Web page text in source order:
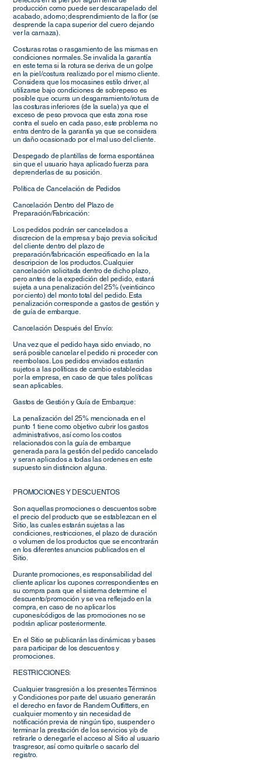
producción como puede ser descarapelado del
acabado, adorno; desprendimiento de la flor (se
desprende la capa superior del cuero dejando
ver la carnaza).
Costuras rotas o rasgamiento de las mismas en
condiciones normales. Se invalida la garantía
en este tema si la rotura se deriva de un golpe
en la piel/costura realizado por el mismo cliente.
Considera que los mocasines estilo driver, al
utilizarse bajo condiciones de sobrepeso es
posible que ocurra un desgarramiento/rotura de
las costuras inferiores (de la suela) ya que el
exceso de peso provoca que esta zona rose
contra el suelo en cada paso, este problema no
entra dentro de la garantía ya que se considera
un daño ocasionado por el mal uso del cliente.
Despegado de plantillas de forma espontánea
sin que el usuario haya aplicado fuerza para
deprenderlas de su posición.
Política de Cancelación de Pedidos
Cancelación Dentro del Plazo de
Preparación/Fabricación:
Los pedidos podrán ser cancelados a
discrecion de la empresa y bajo previa solicitud
del cliente dentro del plazo de
preparación/fabricación especificado en la la
descripcion de los productos. Cualquier
cancelación solicitada dentro de dicho plazo,
pero antes de la expedición del pedido, estará
sujeta a una penalización del 25% (veinticinco
por ciento) del monto total del pedido. Esta
penalización corresponde a gastos de gestión y
de guía de embarque.
Cancelación Después del Envío:
Una vez que el pedido haya sido enviado, no
será posible cancelar el pedido ni proceder con
reembolsos. Los pedidos enviados estarán
sujetos a las políticas de cambio establecidas
por la empresa, en caso de que tales políticas
sean aplicables.
Gastos de Gestión y Guía de Embarque:
La penalización del 25% mencionada en el
punto 1 tiene como objetivo cubrir los gastos
administrativos, así como los costos
relacionados con la guía de embarque
generada para la gestión del pedido cancelado
y seran aplicados a todas las ordenes en este
supuesto sin distincion alguna.
PROMOCIONES Y DESCUENTOS
Son aquellas promociones o descuentos sobre
el precio del producto que se establezcan en el
Sitio, las cuales estarán sujetas a las
condiciones, restricciones, el plazo de duración
o volumen de los productos que se encontrarán
en los diferentes anuncios publicados en el
Sitio.
Durante promociones, es responsabilidad del
cliente aplicar los cupones correspondientes en
su compra para que el sistema determine el
descuento/promoción y se vea reflejado en la
compra, en caso de no aplicar los
cupones/códigos de las promociones no se
podrán aplicar posteriormente.
En el Sitio se publicarán las dinámicas y bases
para participar de los descuentos y
promociones.
RESTRICCIONES:
Cualquier trasgresión a los presentes Términos
y Condiciones por parte del usuario generarán
el derecho en favor de Randem Outfitters, en
cualquier momento y sin necesidad de
notificación previa de ningún tipo, suspender o
terminar la prestación de los servicios y/o de
retirarle o denegarle el acceso al Sitio al usuario
trasgresor, así como quitarle o sacarlo del
registro.